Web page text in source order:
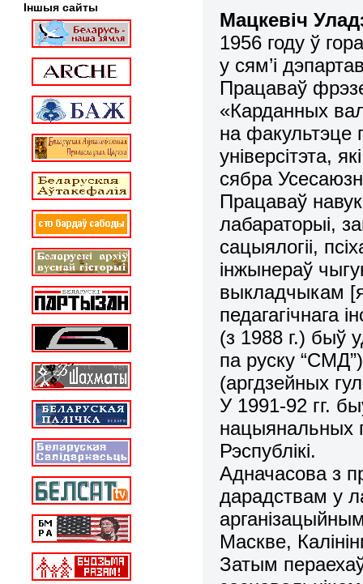
Мацкевіч
1956 году ў
у сям’і
Працаваў
«Карданных
на факультэце
універсітэта,
сябра
Працаваў
лабараторыі,
сацыялогіі,
інжынераў
выкладчыкам
педагагічнага
(з 1988 г.) быў
па руску
(аргдзейных
У 1991-92 гг.
нацыянальных
Рэспублікі.
Адначасова з
дарадствам у
Маскве,
Затым
Іншыя сайты